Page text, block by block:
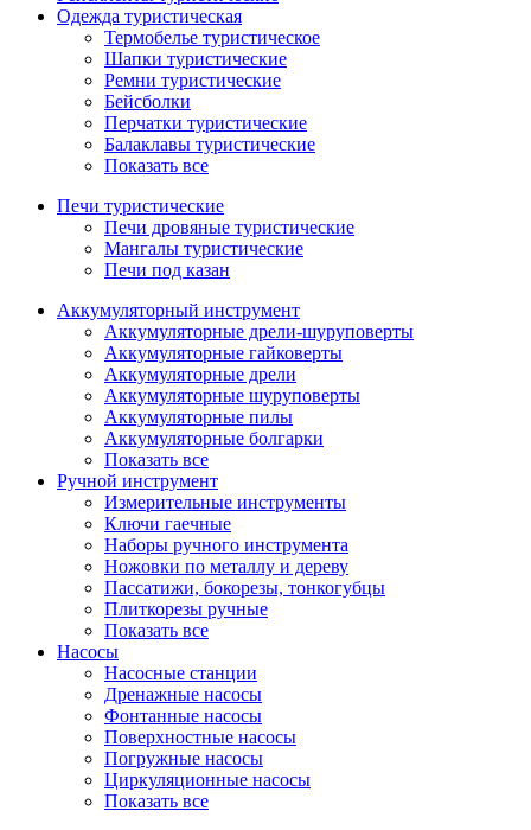
Одежда туристическая
Термобелье туристическое
Шапки туристические
Ремни туристические
Бейсболки
Перчатки туристические
Балаклавы туристические
Показать все
Печи туристические
Печи дровяные туристические
Мангалы туристические
Печи под казан
Аккумуляторный инструмент
Аккумуляторные дрели-шуруповерты
Аккумуляторные гайковерты
Аккумуляторные дрели
Аккумуляторные шуруповерты
Аккумуляторные пилы
Аккумуляторные болгарки
Показать все
Ручной инструмент
Измерительные инструменты
Ключи гаечные
Наборы ручного инструмента
Ножовки по металлу и дереву
Пассатижи, бокорезы, тонкогубцы
Плиткорезы ручные
Показать все
Насосы
Насосные станции
Дренажные насосы
Фонтанные насосы
Поверхностные насосы
Погружные насосы
Циркуляционные насосы
Показать все